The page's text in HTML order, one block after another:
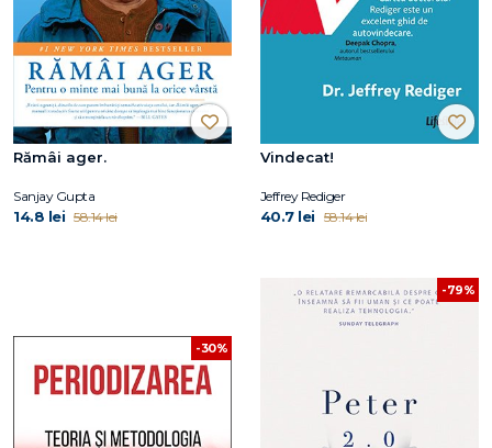
Rămâi ager.
Sanjay Gupta
14.8 lei 58.14 lei
Vindecat!
Jeffrey Rediger
40.7 lei 58.14 lei
-30%
-79%